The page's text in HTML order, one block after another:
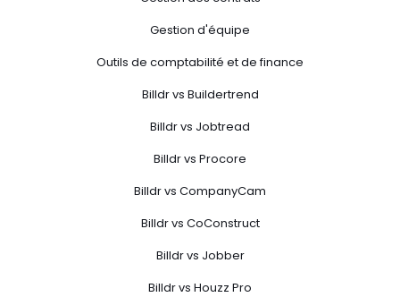
Gestion d'équipe
Outils de comptabilité et de finance
Billdr vs Buildertrend
Billdr vs Jobtread
Billdr vs Procore
Billdr vs CompanyCam
Billdr vs CoConstruct
Billdr vs Jobber
Billdr vs Houzz Pro